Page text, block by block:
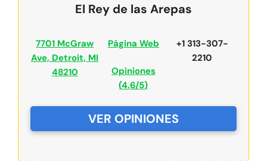
El Rey de las Arepas
7701 McGraw
Ave, Detroit, MI
48210
Página Web
Opiniones
(4.6/5)
+1 313-307-
2210
VER OPINIONES